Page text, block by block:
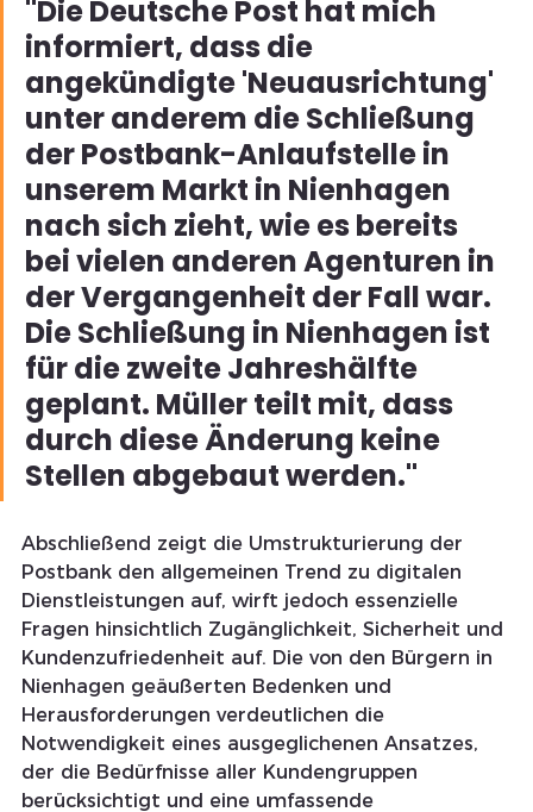
"Die Deutsche Post hat mich
informiert, dass die
angekündigte 'Neuausrichtung'
unter anderem die Schließung
der Postbank-Anlaufstelle in
unserem Markt in Nienhagen
nach sich zieht, wie es bereits
bei vielen anderen Agenturen in
der Vergangenheit der Fall war.
Die Schließung in Nienhagen ist
für die zweite Jahreshälfte
geplant. Müller teilt mit, dass
durch diese Änderung keine
Stellen abgebaut werden."
Abschließend zeigt die Umstrukturierung der
Postbank den allgemeinen Trend zu digitalen
Dienstleistungen auf, wirft jedoch essenzielle
Fragen hinsichtlich Zugänglichkeit, Sicherheit und
Kundenzufriedenheit auf. Die von den Bürgern in
Nienhagen geäußerten Bedenken und
Herausforderungen verdeutlichen die
Notwendigkeit eines ausgeglichenen Ansatzes,
der die Bedürfnisse aller Kundengruppen
berücksichtigt und eine umfassende